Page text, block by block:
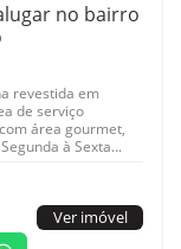
no bairro
revestida em
de serviço
área gourmet,
à Sexta...
Ver imóvel